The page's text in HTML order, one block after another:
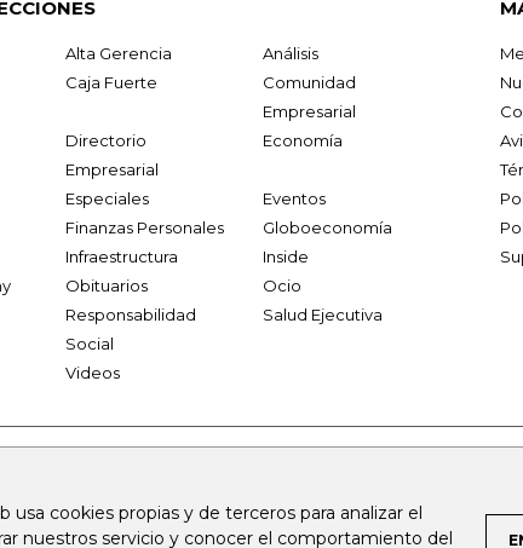
usa cookies propias y de terceros para analizar el
nuestros servicio y conocer el comportamiento del
Alta Gerencia
Análisis
Caja Fuerte
Comunidad
Empresarial
Directorio
Empresarial
Economía
Especiales
Eventos
Finanzas Personales
Globoeconomía
Infraestructura
Inside
Obituarios
Ocio
Responsabilidad
Social
Salud Ejecutiva
Videos
firmasdeabogados.com
canalrcn.com rcnradio.com noticiasrcn.com